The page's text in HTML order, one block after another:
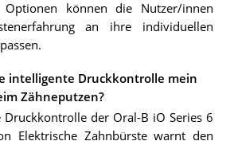
Optionen können die Nutzer/innen
an ihre individuellen
intelligente Druckkontrolle mein
Zähneputzen?
Druckkontrolle der Oral-B iO Series 6
Elektrische Zahnbürste warnt den